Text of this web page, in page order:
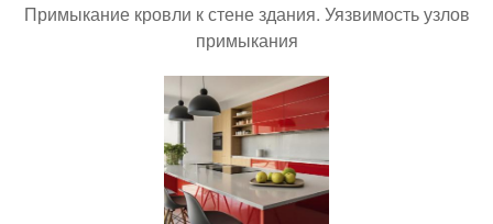
Примыкание кровли к стене здания. Уязвимость узлов
примыкания